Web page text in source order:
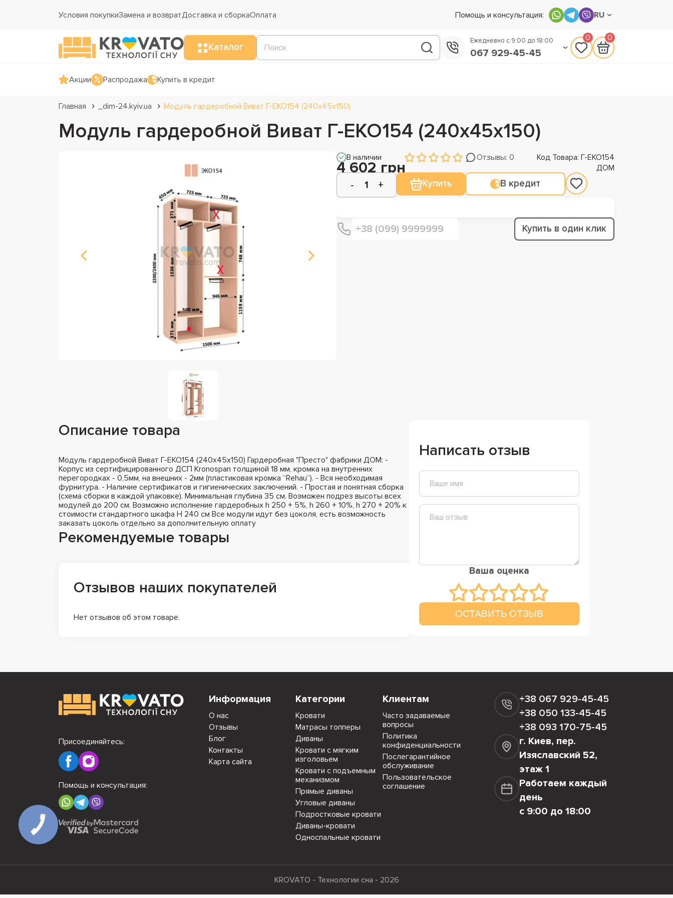
Условия покупкиЗамена и возвратДоставка и сборкаОплата Помощь и консультация: RU
Каталог
Ежедневно с 9:00 до 18:00
067 929-45-45
0 0
Акции Распродажа Купить в кредит
Главная _dim-24.kyiv.ua Модуль гардеробной Виват Г-ЕКО154 (240х45х150)
Модуль гардеробной Виват Г-ЕКО154 (240х45х150)
В наличии Отзывы: 0 Код Товара: Г-ЕКО154
4 602 грн ДОМ
Купить В кредит
Купить в один клик
Описание товара
Модуль гардеробной Виват Г-ЕКО154 (240х45х150) Гардеробная "Престо" фабрики ДОМ: -
Корпус из сертифицированного ДСП Kronospan толщиной 18 мм, кромка на внутренних
перегородках - 0,5мм, на внешних - 2мм (пластиковая кромка “Rehau”). - Вся необходимая
фурнитура. - Наличие сертификатов и гигиенических заключений. - Простая и понятная сборка
(схема сборки в каждой упаковке). Минимальная глубина 35 см. Возможен подрез высоты всех
модулей до 200 см. Возможно исполнение гардеробных h 250 + 5%, h 260 + 10%, h 270 + 20% к
стоимости стандартного шкафа H 240 см Все модули идут без цоколя, есть возможность
заказать цоколь отдельно за дополнительную оплату
Рекомендуемые товары
Отзывов наших покупателей
Нет отзывов об этом товаре.
Написать отзыв
Ваша оценка
ОСТАВИТЬ ОТЗЫВ
Информация
О нас
Отзывы
Блог
Контакты
Карта сайта
Категории
Кровати
Матрасы топперы
Диваны
Кровати с мягким
изголовьем
Кровати с подъемным
механизмом
Прямые диваны
Угловые диваны
Подростковые кровати
Диваны-кровати
Односпальные кровати
Клиентам
Часто задаваемые
вопросы
Политика
конфиденциальности
Послегарантийное
обслуживание
Пользовательское
соглашение
+38 067 929-45-45
+38 050 133-45-45
+38 093 170-75-45
г. Киев, пер.
Изяславский 52,
этаж 1
Работаем каждый
день
с 9:00 до 18:00
Присоединяйтесь:
Помощь и консультация:
KROVATO - Технологии сна - 2026
КНОПКА
СВЯЗИ